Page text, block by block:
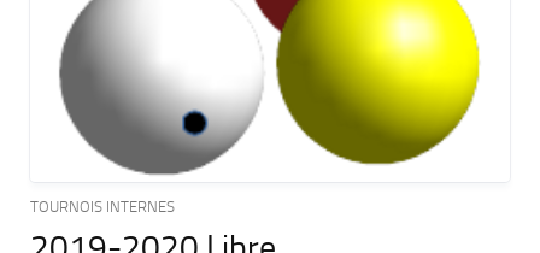
TOURNOIS INTERNES